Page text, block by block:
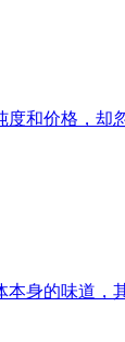
和价格，
身的味道